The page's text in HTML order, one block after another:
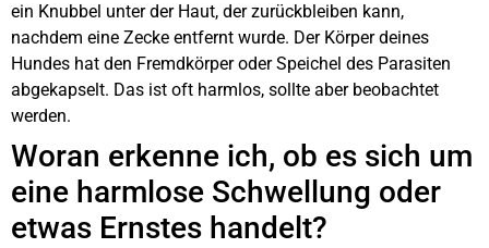
ein Knubbel unter der Haut, der zurückbleiben kann,
nachdem eine Zecke entfernt wurde. Der Körper deines
Hundes hat den Fremdkörper oder Speichel des Parasiten
abgekapselt. Das ist oft harmlos, sollte aber beobachtet
werden.
Woran erkenne ich, ob es sich um
eine harmlose Schwellung oder
etwas Ernstes handelt?